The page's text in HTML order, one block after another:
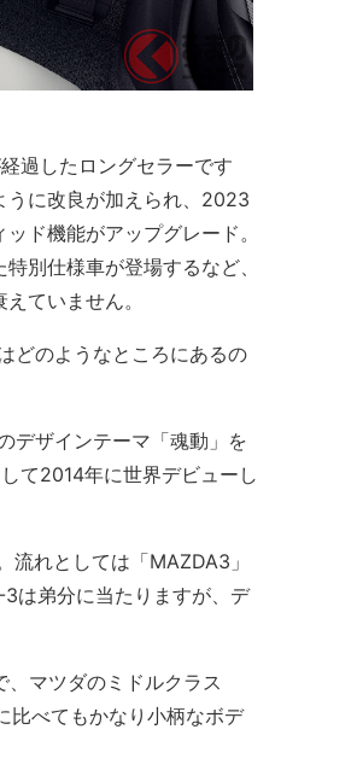
過したロングセラーです
うに改良が加えられ、2023
ド機能がアップグレード。
別仕様車が登場するなど、
ていません。
どのようなところにあるの
デザインテーマ「魂動」を
て2014年に世界デビューし
れとしては「MAZDA3」
は弟分に当たりますが、デ
マツダのミドルクラス
べてもかなり小柄なボデ